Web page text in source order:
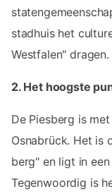
stadhuis het
Westfalen" dragen.
2. Het hoogste
De Piesberg is
Osnabrück. Het is
berg" en ligt in
Tegenwoordig is